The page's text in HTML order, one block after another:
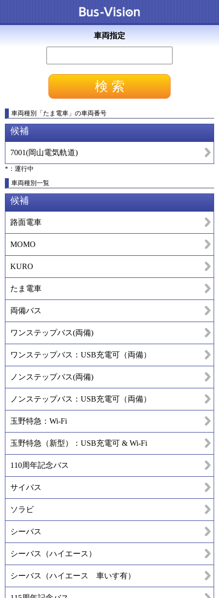
車両指定
車両種別 「 たま電車 」 の車両番号
候補
7001(岡山電気軌道)
*：運行中
車両種別一覧
候補
路面電車
MOMO
KURO
たま電車
両備バス
ワンステップバス(両備)
ワンステップバス：USB充電可（両備）
ノンステップバス(両備)
ノンステップバス：USB充電可（両備）
玉野特急：Wi-Fi
玉野特急（新型）：USB充電可 & Wi-Fi
110周年記念バス
サイバス
ソラビ
シーバス
シーバス（ハイエース）
シーバス（ハイエース 車いす有）